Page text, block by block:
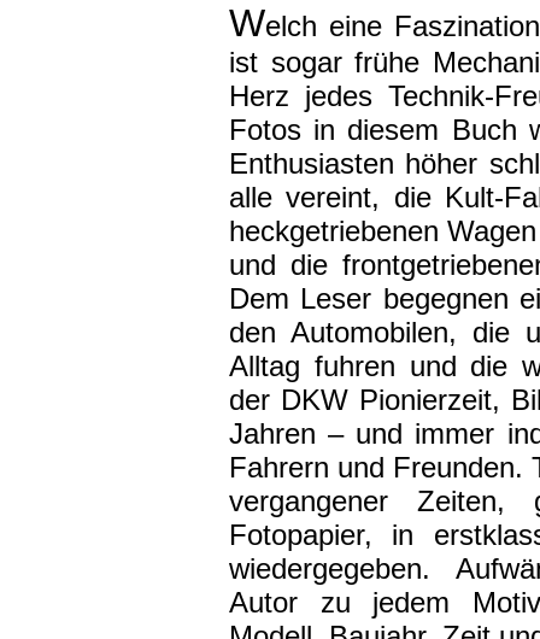
Welch eine
ist sogar frühe
Herz jedes Technik-
Fotos in diesem Buch
Enthusiasten höher
alle vereint, die Kult-
heckgetriebenen
und die
Dem Leser begegnen
den Automobilen, die
Alltag fuhren und die
der DKW Pionierzeit,
Jahren – und immer
Fahrern und Freunden.
vergangener Zeiten,
Fotopapier, in
wiedergegeben.
Autor zu jedem